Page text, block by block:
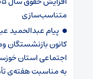
متناسب‌سازی
پیام عبدالحمید
کانون بازنشستگان
اجتماعی استان
به مناسبت هفته‌ی